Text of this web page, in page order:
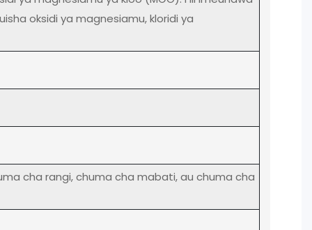
oksidi ya magnesiamu, kloridi ya
cha rangi, chuma cha mabati, au chuma cha